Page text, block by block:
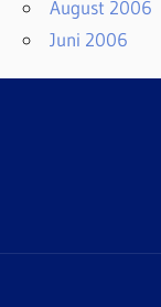
August 2006
Juni 2006